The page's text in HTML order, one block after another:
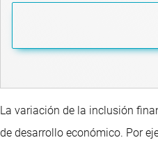
La variación de la inclusión
de desarrollo económico. Por